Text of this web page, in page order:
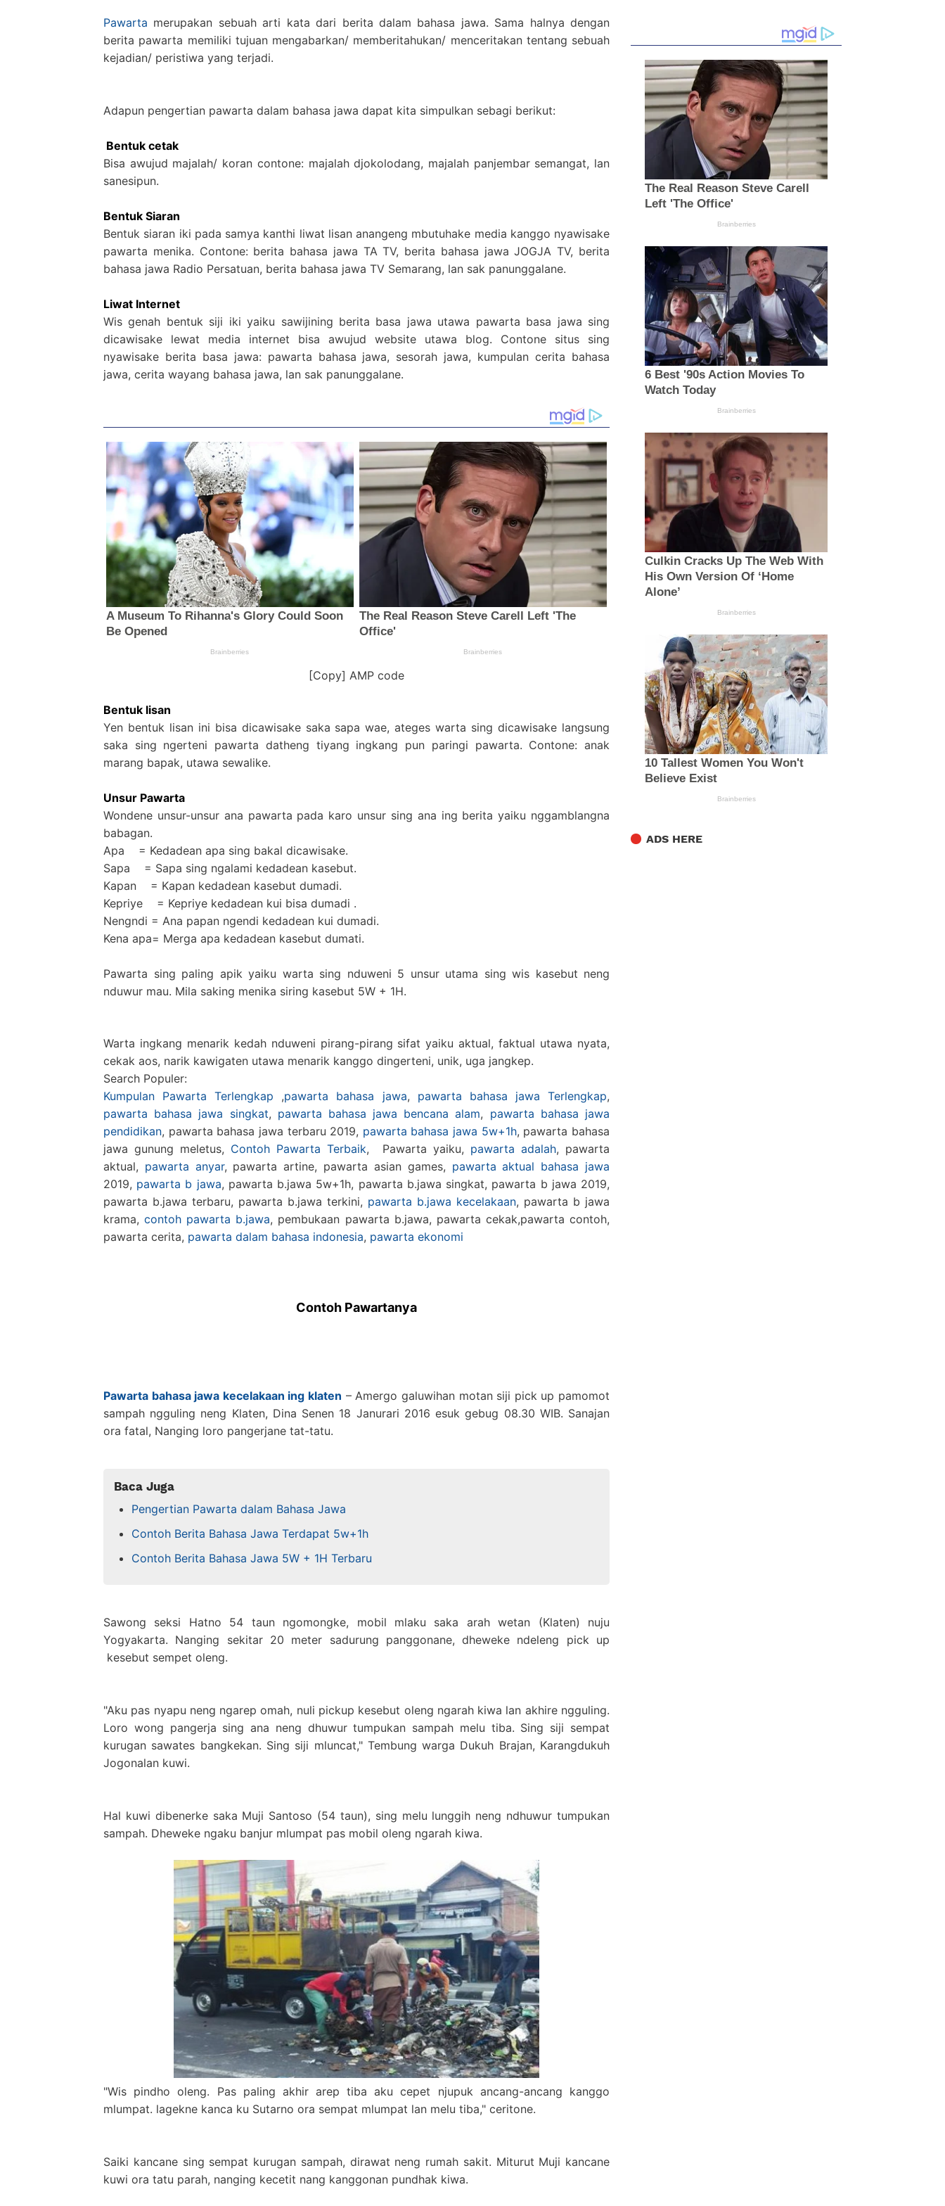
Pawarta merupakan sebuah arti kata dari berita dalam bahasa jawa. Sama halnya dengan
berita pawarta memiliki tujuan mengabarkan/ memberitahukan/ menceritakan tentang sebuah
kejadian/ peristiwa yang terjadi.
Adapun pengertian pawarta dalam bahasa jawa dapat kita simpulkan sebagi berikut:
Bentuk cetak
Bisa awujud majalah/ koran contone: majalah djokolodang, majalah panjembar semangat, lan
sanesipun.
Bentuk Siaran
Bentuk siaran iki pada samya kanthi liwat lisan anangeng mbutuhake media kanggo nyawisake
pawarta menika. Contone: berita bahasa jawa TA TV, berita bahasa jawa JOGJA TV, berita
bahasa jawa Radio Persatuan, berita bahasa jawa TV Semarang, lan sak panunggalane.
Liwat Internet
Wis genah bentuk siji iki yaiku sawijining berita basa jawa utawa pawarta basa jawa sing
dicawisake lewat media internet bisa awujud website utawa blog. Contone situs sing
nyawisake berita basa jawa: pawarta bahasa jawa, sesorah jawa, kumpulan cerita bahasa
jawa, cerita wayang bahasa jawa, lan sak panunggalane.
[Copy] AMP code
Bentuk lisan
Yen bentuk lisan ini bisa dicawisake saka sapa wae, ateges warta sing dicawisake langsung
saka sing ngerteni pawarta datheng tiyang ingkang pun paringi pawarta. Contone: anak
marang bapak, utawa sewalike.
Unsur Pawarta
Wondene unsur-unsur ana pawarta pada karo unsur sing ana ing berita yaiku nggamblangna
babagan.
Apa = Kedadean apa sing bakal dicawisake.
Sapa = Sapa sing ngalami kedadean kasebut.
Kapan = Kapan kedadean kasebut dumadi.
Kepriye = Kepriye kedadean kui bisa dumadi .
Nengndi = Ana papan ngendi kedadean kui dumadi.
Kena apa= Merga apa kedadean kasebut dumati.
Pawarta sing paling apik yaiku warta sing nduweni 5 unsur utama sing wis kasebut neng
nduwur mau. Mila saking menika siring kasebut 5W + 1H.
Warta ingkang menarik kedah nduweni pirang-pirang sifat yaiku aktual, faktual utawa nyata,
cekak aos, narik kawigaten utawa menarik kanggo dingerteni, unik, uga jangkep.
Search Populer:
Kumpulan Pawarta Terlengkap ,pawarta bahasa jawa, pawarta bahasa jawa Terlengkap,
pawarta bahasa jawa singkat, pawarta bahasa jawa bencana alam, pawarta bahasa jawa
pendidikan, pawarta bahasa jawa terbaru 2019, pawarta bahasa jawa 5w+1h, pawarta bahasa
jawa gunung meletus, Contoh Pawarta Terbaik, Pawarta yaiku, pawarta adalah, pawarta
aktual, pawarta anyar, pawarta artine, pawarta asian games, pawarta aktual bahasa jawa
2019, pawarta b jawa, pawarta b.jawa 5w+1h, pawarta b.jawa singkat, pawarta b jawa 2019,
pawarta b.jawa terbaru, pawarta b.jawa terkini, pawarta b.jawa kecelakaan, pawarta b jawa
krama,contoh pawarta b.jawa, pembukaan pawarta b.jawa, pawarta cekak,pawarta contoh,
pawarta cerita, pawarta dalam bahasa indonesia, pawarta ekonomi
Contoh Pawartanya
Pawarta bahasa jawa kecelakaan ing klaten – Amergo galuwihan motan siji pick up pamomot
sampah ngguling neng Klaten, Dina Senen 18 Janurari 2016 esuk gebug 08.30 WIB. Sanajan
ora fatal, Nanging loro pangerjane tat-tatu.
Baca Juga
Pengertian Pawarta dalam Bahasa Jawa
Contoh Berita Bahasa Jawa Terdapat 5w+1h
Contoh Berita Bahasa Jawa 5W + 1H Terbaru
Sawong seksi Hatno 54 taun ngomongke, mobil mlaku saka arah wetan (Klaten) nuju
Yogyakarta. Nanging sekitar 20 meter sadurung panggonane, dheweke ndeleng pick up
kesebut sempet oleng.
"Aku pas nyapu neng ngarep omah, nuli pickup kesebut oleng ngarah kiwa lan akhire ngguling.
Loro wong pangerja sing ana neng dhuwur tumpukan sampah melu tiba. Sing siji sempat
kurugan sawates bangkekan. Sing siji mluncat," Tembung warga Dukuh Brajan, Karangdukuh
Jogonalan kuwi.
Hal kuwi dibenerke saka Muji Santoso (54 taun), sing melu lunggih neng ndhuwur tumpukan
sampah. Dheweke ngaku banjur mlumpat pas mobil oleng ngarah kiwa.
"Wis pindho oleng. Pas paling akhir arep tiba aku cepet njupuk ancang-ancang kanggo
mlumpat. lagekne kanca ku Sutarno ora sempat mlumpat lan melu tiba," ceritone.
Saiki kancane sing sempat kurugan sampah, dirawat neng rumah sakit. Miturut Muji kancane
kuwi ora tatu parah, nanging kecetit nang kanggonan pundhak kiwa.
ADS HERE